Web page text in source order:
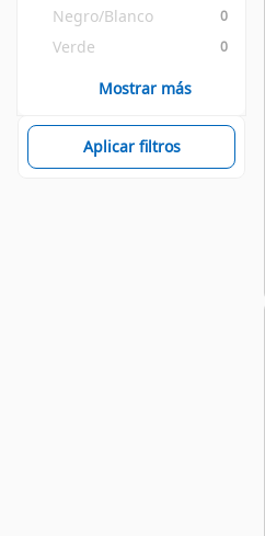
Negro/Blanco 0
Verde 0
Mostrar más
Aplicar filtros